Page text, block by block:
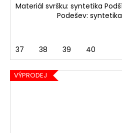
Materiál svršku: syntetika
Podešev:
37 38 39 40
VÝPRODEJ